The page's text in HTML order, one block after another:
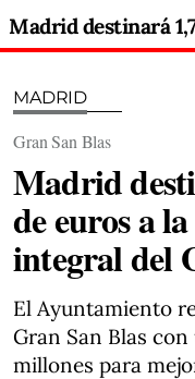
MADRID
Gran San Blas
Madrid
de euros a
integral del
El Ayuntamiento
Gran San Blas
millones para